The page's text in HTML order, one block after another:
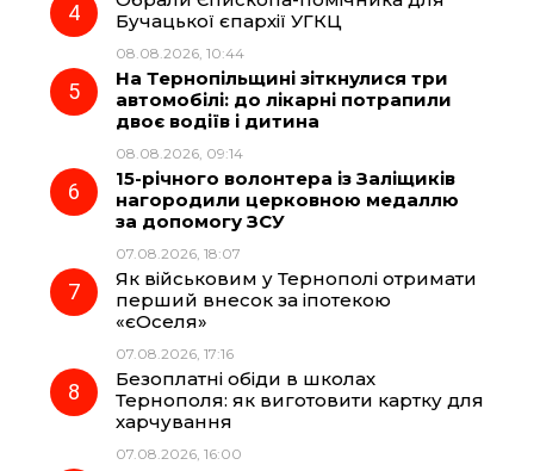
Бучацької єпархії УГКЦ
08.08.2026, 10:44
На Тернопільщині зіткнулися три
автомобілі: до лікарні потрапили
двоє водіїв і дитина
08.08.2026, 09:14
15-річного волонтера із Заліщиків
нагородили церковною медаллю
за допомогу ЗСУ
07.08.2026, 18:07
Як військовим у Тернополі отримати
перший внесок за іпотекою
«єОселя»
07.08.2026, 17:16
Безоплатні обіди в школах
Тернополя: як виготовити картку для
харчування
07.08.2026, 16:00